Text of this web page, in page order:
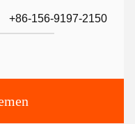
+86-156-9197-2150